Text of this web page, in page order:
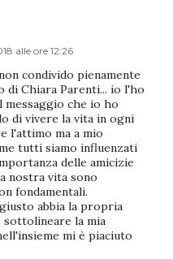
alle ore 12:26
condivido pienamente
di Chiara Parenti... io l'ho
che io ho
di vivere la vita in ogni
l'attimo ma a mio
tutti siamo influenzati
delle amicizie
nostra vita sono
fondamentali.
abbia la propria
la mia
mi è piaciuto